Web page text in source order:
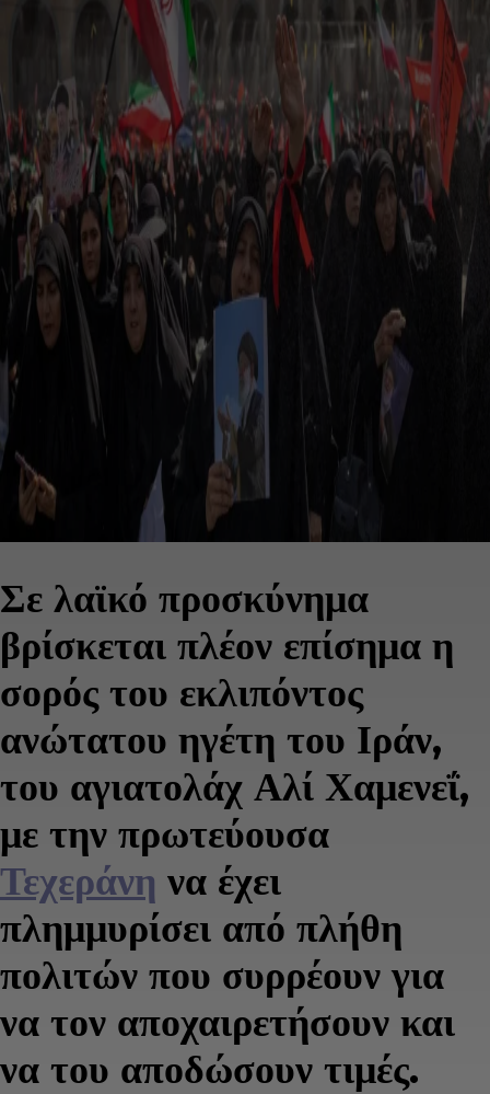
Σε λαϊκό προσκύνημα
βρίσκεται πλέον επίσημα η
σορός του εκλιπόντος
ανώτατου ηγέτη του Ιράν,
του αγιατολάχ Αλί Χαμενεΐ,
με την πρωτεύουσα
Τεχεράνη να έχει
πλημμυρίσει από πλήθη
πολιτών που συρρέουν για
να τον αποχαιρετήσουν και
να του αποδώσουν τιμές.